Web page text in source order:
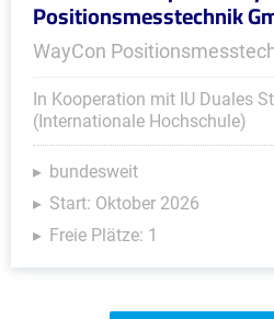
Positionsmesstechnik
WayCon
In Kooperation mit IU Duales
(Internationale Hochschule)
bundesweit
Start: Oktober 2026
Freie Plätze: 1